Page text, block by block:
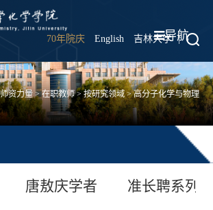
70年院庆 English 吉林大学 |
导航
师资力量>在职教师> 按研究领域>高分子化学与物理
唐敖庆学者 准长聘系列